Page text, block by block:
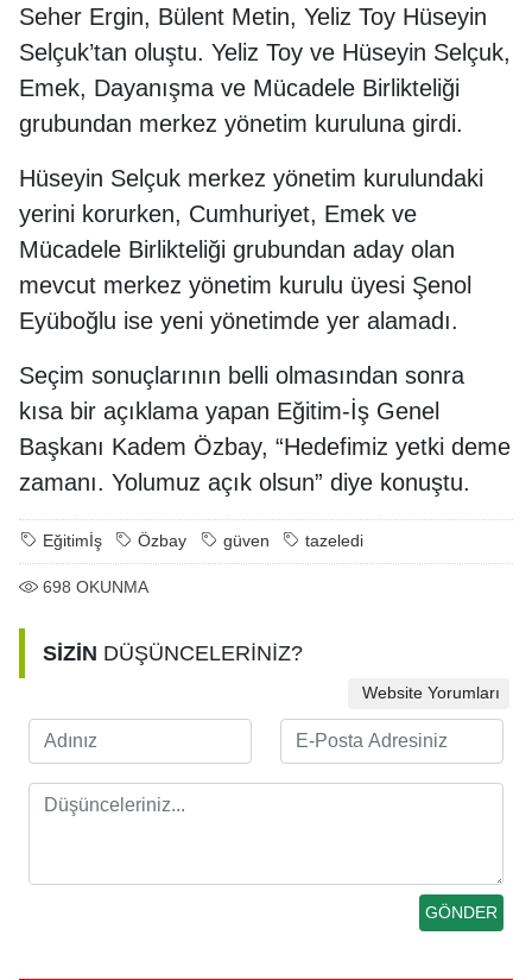
Seher Ergin, Bülent Metin, Yeliz Toy Hüseyin
Selçuk’tan oluştu. Yeliz Toy ve Hüseyin Selçuk,
Emek, Dayanışma ve Mücadele Birlikteliği
grubundan merkez yönetim kuruluna girdi.
Hüseyin Selçuk merkez yönetim kurulundaki
yerini korurken, Cumhuriyet, Emek ve
Mücadele Birlikteliği grubundan aday olan
mevcut merkez yönetim kurulu üyesi Şenol
Eyüboğlu ise yeni yönetimde yer alamadı.
Seçim sonuçlarının belli olmasından sonra
kısa bir açıklama yapan Eğitim-İş Genel
Başkanı Kadem Özbay, “Hedefimiz yetki deme
zamanı. Yolumuz açık olsun” diye konuştu.
Eğitimİş Özbay güven tazeledi
698 OKUNMA
SİZİN DÜŞÜNCELERİNİZ?
Website Yorumları